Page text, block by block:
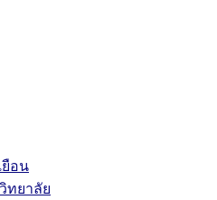
อน
ทยาลัย